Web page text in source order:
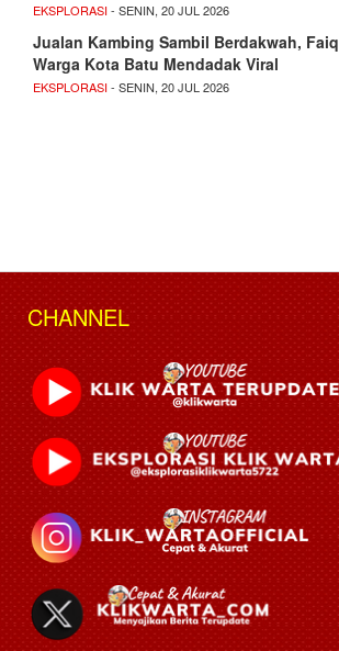
EKSPLORASI- SENIN, 20 JUL 2026
Jualan Kambing Sambil Berdakwah, Faiq
Warga Kota Batu Mendadak Viral
EKSPLORASI- SENIN, 20 JUL 2026
CHANNEL